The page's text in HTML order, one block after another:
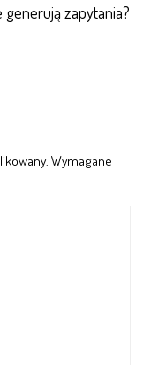
zapytania?
Wymagane